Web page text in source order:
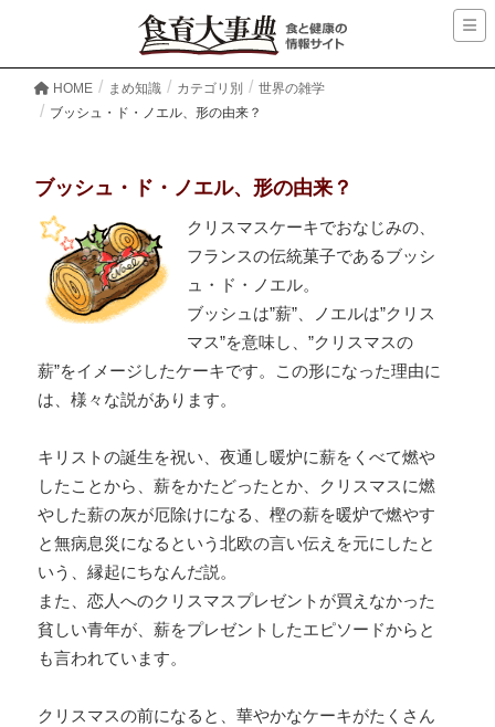
HOME まめ知識 カテゴリ別
世界の雑学
ブッシュ・ド・ノエル、形の由来？
ブッシュ・ド・ノエル、形の由来？
クリスマスケーキでおなじみの、
フランスの伝統菓子であるブッシ
ュ・ド・ノエル。
ブッシュは”薪”、ノエルは”クリス
マス”を意味し、”クリスマスの
薪”をイメージしたケーキです。この形になった理由に
は、様々な説があります。
キリストの誕生を祝い、夜通し暖炉に薪をくべて燃や
したことから、薪をかたどったとか、クリスマスに燃
やした薪の灰が厄除けになる、樫の薪を暖炉で燃やす
と無病息災になるという北欧の言い伝えを元にしたと
いう、縁起にちなんだ説。
また、恋人へのクリスマスプレゼントが買えなかった
貧しい青年が、薪をプレゼントしたエピソードからと
も言われています。
クリスマスの前になると、華やかなケーキがたくさん